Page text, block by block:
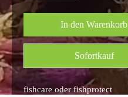
In den Warenkorb
Sofortkauf
fishcare oder fishprotect